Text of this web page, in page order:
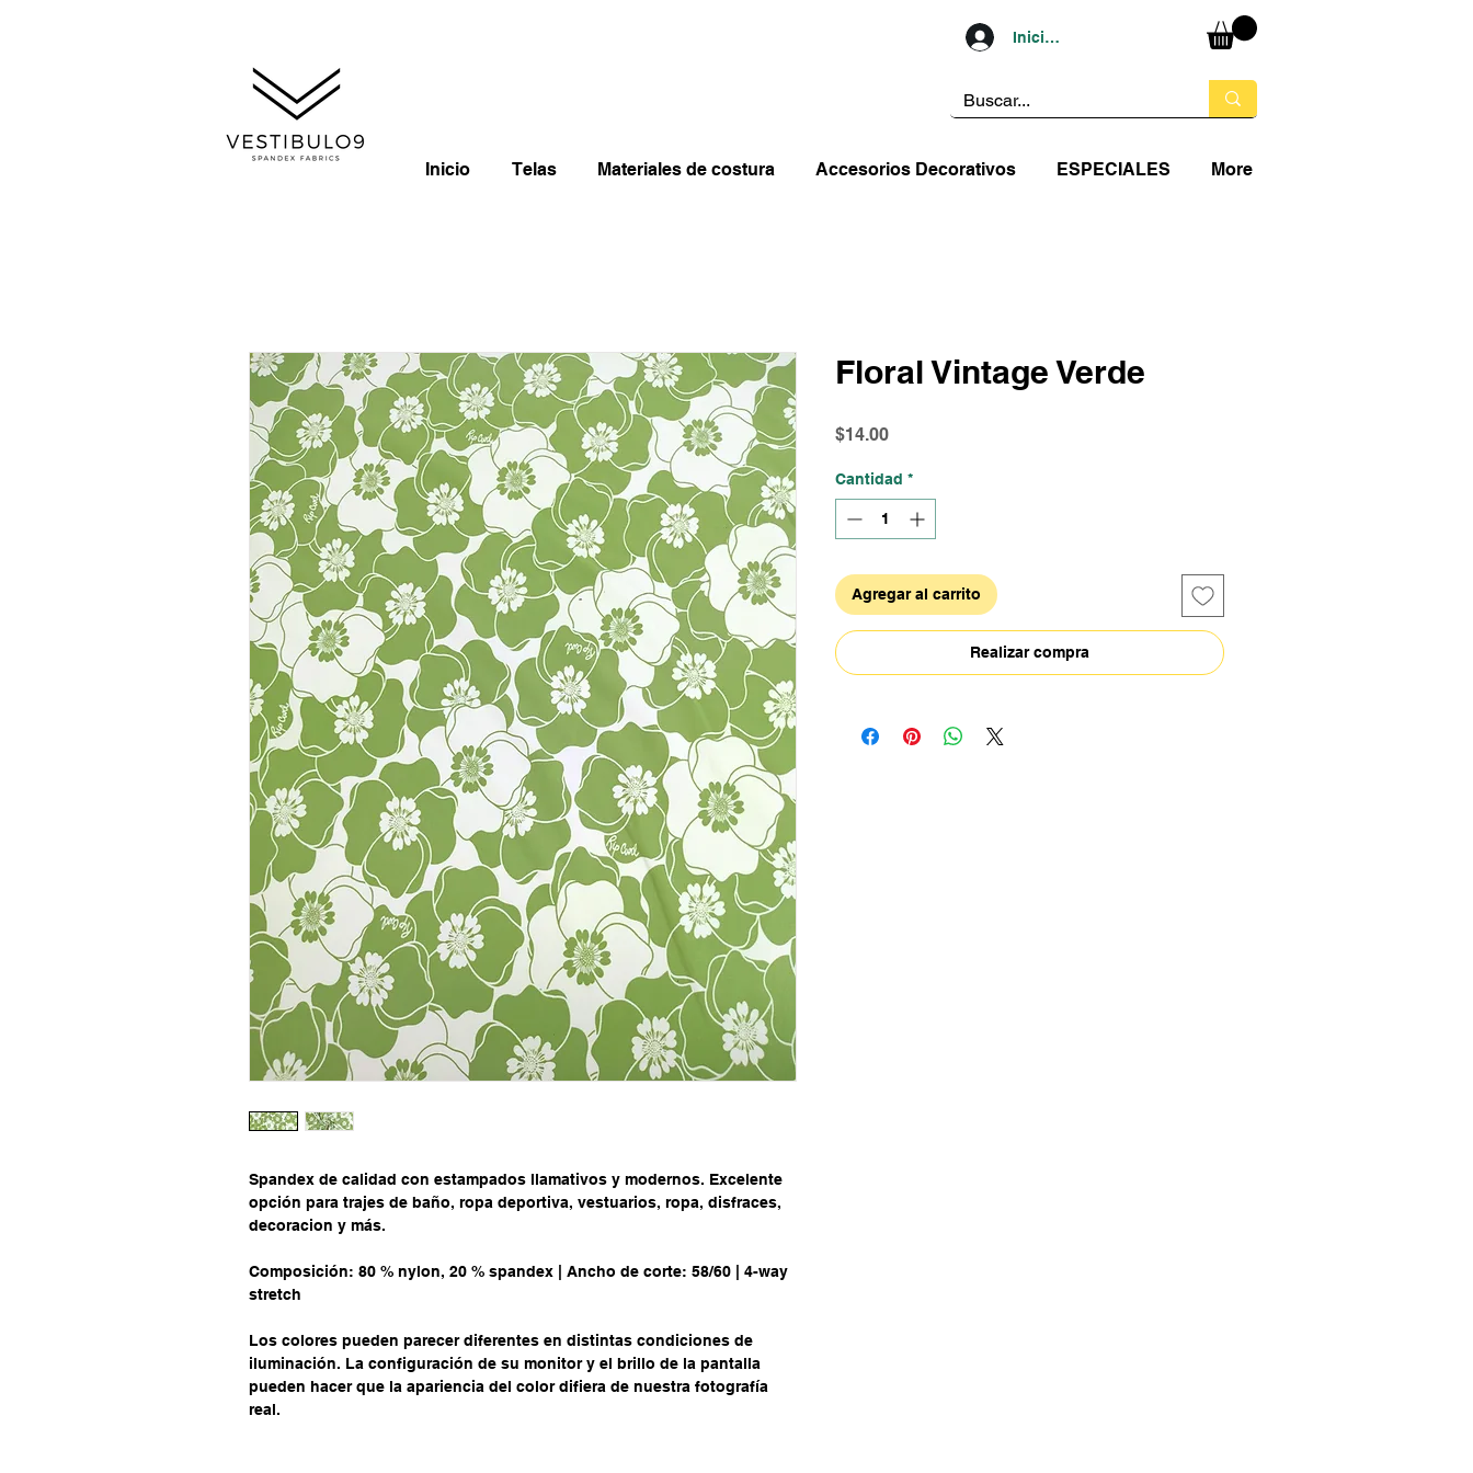
Iniciar sesión
Inicio Telas Materiales de costura Accesorios Decorativos ESPECIALES More
Spandex de calidad con estampados llamativos y modernos. Excelente
opción para trajes de baño, ropa deportiva, vestuarios, ropa, disfraces,
decoracion y más.
Composición: 80 % nylon, 20 % spandex | Ancho de corte: 58/60 | 4-way
stretch
Los colores pueden parecer diferentes en distintas condiciones de
iluminación. La configuración de su monitor y el brillo de la pantalla
pueden hacer que la apariencia del color difiera de nuestra fotografía
real.
Floral Vintage Verde
$14.00Precio
Cantidad *
Agregar al carrito
Realizar compra